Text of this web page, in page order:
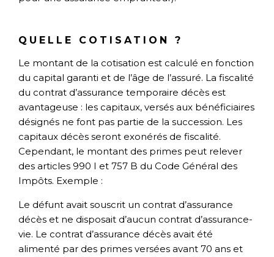
QUELLE COTISATION ?
Le montant de la cotisation est calculé en fonction
du capital garanti et de l’âge de l’assuré. La fiscalité
du contrat d’assurance temporaire décès est
avantageuse : les capitaux, versés aux bénéficiaires
désignés ne font pas partie de la succession. Les
capitaux décès seront exonérés de fiscalité.
Cependant, le montant des primes peut relever
des articles 990 I et 757 B du Code Général des
Impôts. Exemple :
Le défunt avait souscrit un contrat d’assurance
décès et ne disposait d’aucun contrat d’assurance-
vie. Le contrat d’assurance décès avait été
alimenté par des primes versées avant 70 ans et